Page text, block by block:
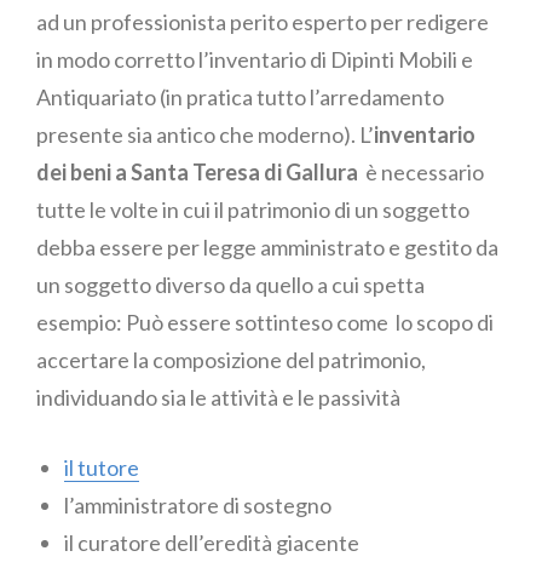
ad un professionista perito esperto per redigere
in modo corretto l’inventario di Dipinti Mobili e
Antiquariato (in pratica tutto l’arredamento
presente sia antico che moderno). L’inventario
dei beni a Santa Teresa di Gallura è necessario
tutte le volte in cui il patrimonio di un soggetto
debba essere per legge amministrato e gestito da
un soggetto diverso da quello a cui spetta
esempio: Può essere sottinteso come lo scopo di
accertare la composizione del patrimonio,
individuando sia le attività e le passività
il tutore
l’amministratore di sostegno
il curatore dell’eredità giacente